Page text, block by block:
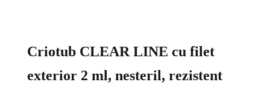
Criotub CLEAR LINE cu filet
exterior 2 ml, nesteril, rezistent